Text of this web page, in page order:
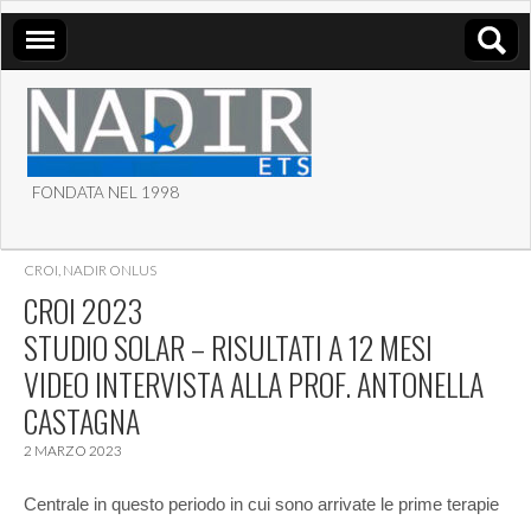
ASSOCIAZIONE NADIR
ETS
FONDATA NEL 1998
CROI, NADIR ONLUS
CROI 2023
STUDIO SOLAR – RISULTATI A 12 MESI
VIDEO INTERVISTA ALLA PROF. ANTONELLA
CASTAGNA
2 MARZO 2023
Centrale in questo periodo in cui sono arrivate le prime terapie